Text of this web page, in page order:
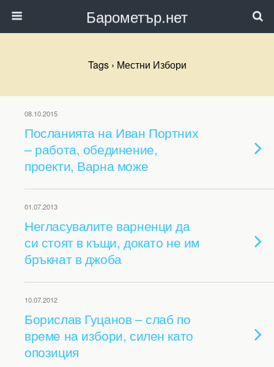
Барометър.нет
Tags › Местни Избори
08.10.2015
Посланията на Иван Портних
– работа, обединение,
проекти, Варна може
01.07.2013
Негласувалите варненци да
си стоят в къщи, докато не им
бръкнат в джоба
10.07.2012
Борислав Гуцанов – слаб по
време на избори, силен като
опозиция